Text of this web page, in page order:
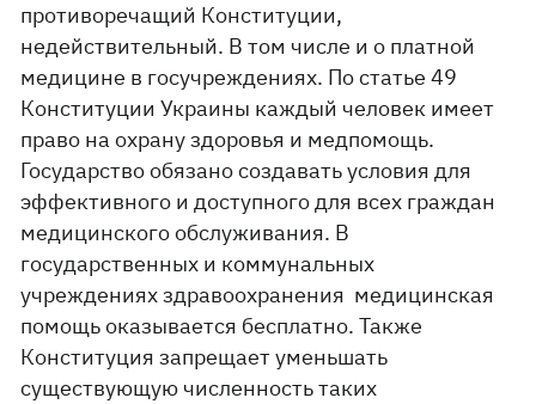
противоречащий Конституции,
недействительный. В том числе и о платной
медицине в госучреждениях. По статье 49
Конституции Украины каждый человек имеет
право на охрану здоровья и медпомощь.
Государство обязано создавать условия для
эффективного и доступного для всех граждан
медицинского обслуживания. В
государственных и коммунальных
учреждениях здравоохранения медицинская
помощь оказывается бесплатно. Также
Конституция запрещает уменьшать
существующую численность таких